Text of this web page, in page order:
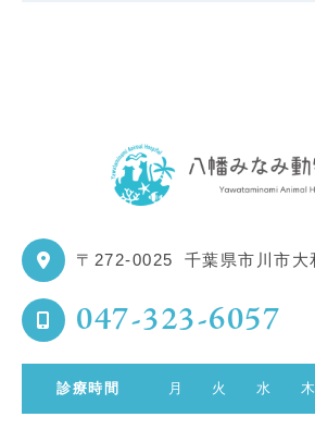
〒272-0025 千葉県市川市
047-323-6057
診療時間 月 火 水 木